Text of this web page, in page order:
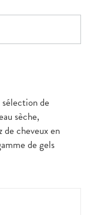
de
sèche,
de cheveux en
de gels